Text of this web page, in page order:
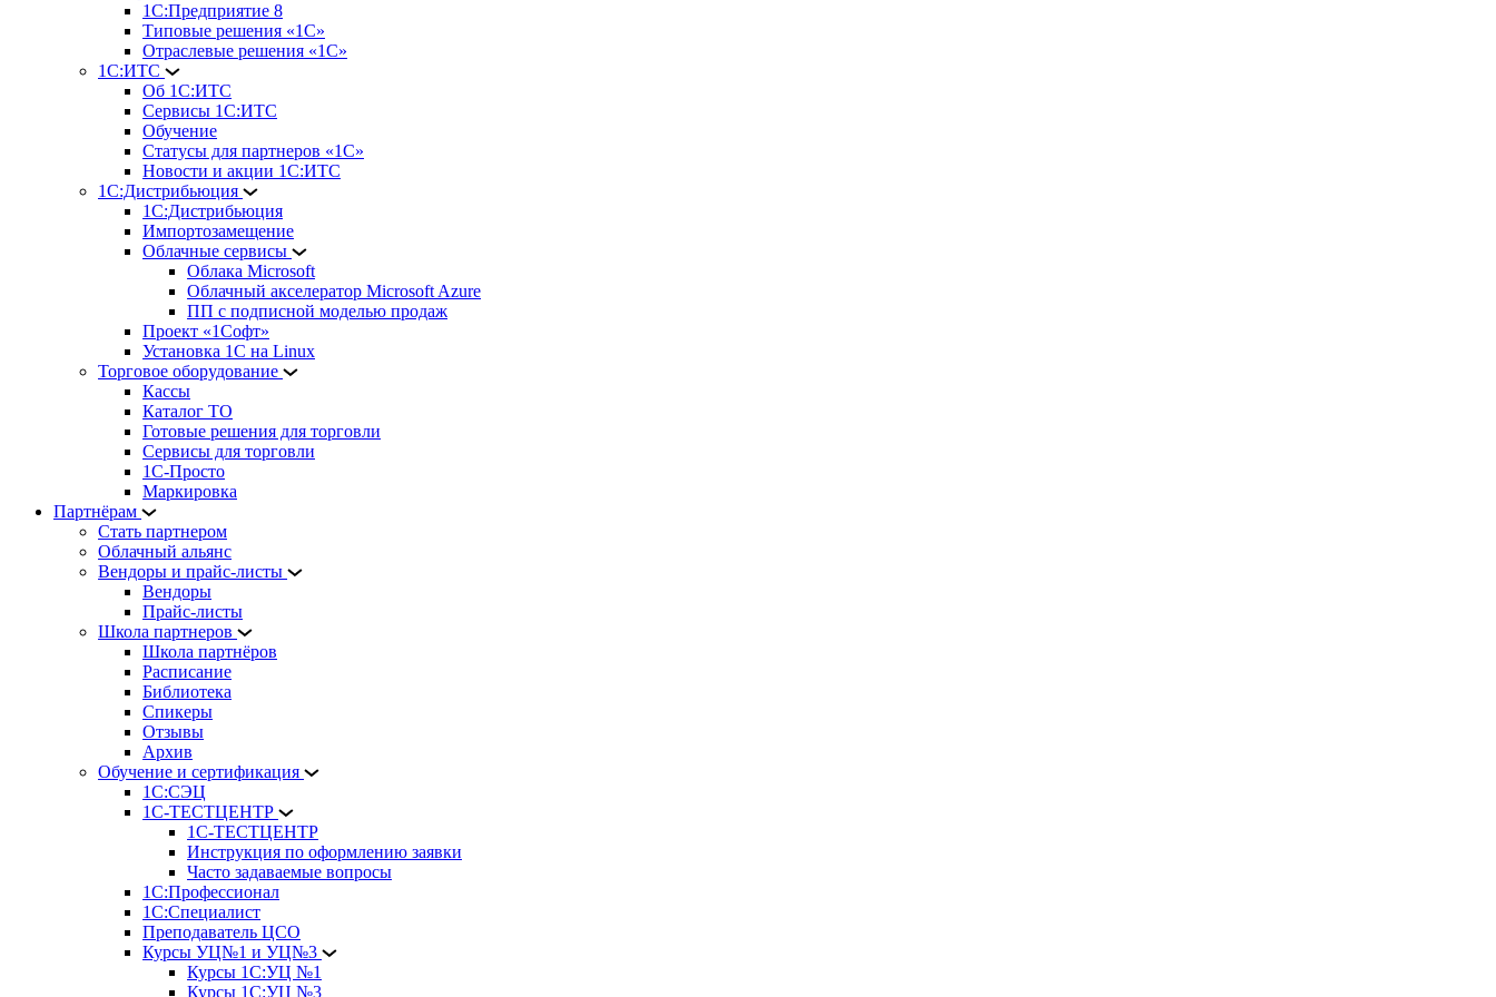
1С:Предприятие 8
Типовые решения «1С»
Отраслевые решения «1С»
1С:ИТС
Об 1С:ИТС
Сервисы 1С:ИТС
Обучение
Статусы для партнеров «1С»
Новости и акции 1С:ИТС
1С:Дистрибьюция
1С:Дистрибьюция
Импортозамещение
Облачные сервисы
Облака Microsoft
Облачный акселератор Microsoft Azure
ПП с подписной моделью продаж
Проект «1Софт»
Установка 1С на Linux
Торговое оборудование
Кассы
Каталог ТО
Готовые решения для торговли
Сервисы для торговли
1С-Просто
Маркировка
Партнёрам
Стать партнером
Облачный альянс
Вендоры и прайс-листы
Вендоры
Прайс-листы
Школа партнеров
Школа партнёров
Расписание
Библиотека
Спикеры
Отзывы
Архив
Обучение и сертификация
1С:СЭЦ
1С-ТЕСТЦЕНТР
1С-ТЕСТЦЕНТР
Инструкция по оформлению заявки
Часто задаваемые вопросы
1С:Профессионал
1С:Специалист
Преподаватель ЦСО
Курсы УЦ№1 и УЦ№3
Курсы 1С:УЦ №1
Курсы 1С:УЦ №3